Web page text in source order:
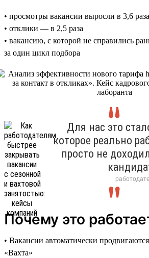
• просмотры вакансии выросли в 3,6 раза
• отклики — в 2,5 раза
• вакансию, с которой не справились
за один цикл подбора
Для нас это
которое реально
просто не
Почему это
• Вакансии автоматически
«Вахта»